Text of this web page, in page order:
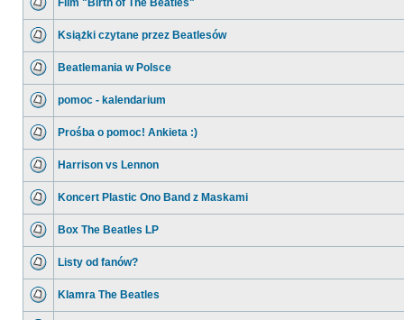
Film "Birth of The Beatles"
Książki czytane przez Beatlesów
Beatlemania w Polsce
pomoc - kalendarium
Prośba o pomoc! Ankieta :)
Harrison vs Lennon
Koncert Plastic Ono Band z Maskami
Box The Beatles LP
Listy od fanów?
Klamra The Beatles